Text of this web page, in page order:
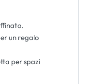
un regalo
per spazi